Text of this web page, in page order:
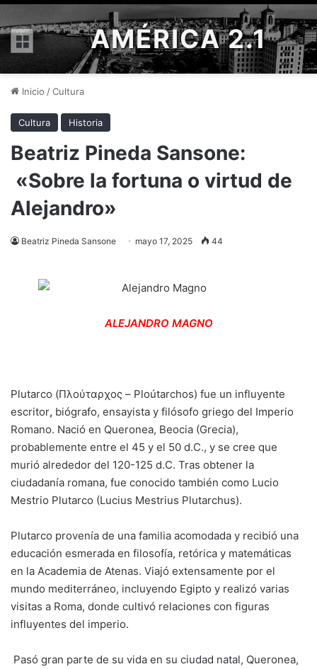
Menú AMÉRICA 2.1
Inicio /Cultura
Cultura Historia
Beatriz Pineda Sansone:
«Sobre la fortuna o virtud de
Alejandro»
Beatriz Pineda Sansone mayo 17, 2025 44
ALEJANDRO MAGNO
Plutarco (Πλούταρχος – Ploútarchos) fue un influyente
escritor, biógrafo, ensayista y filósofo griego del Imperio
Romano. Nació en Queronea, Beocia (Grecia),
probablemente entre el 45 y el 50 d.C., y se cree que
murió alrededor del 120-125 d.C. Tras obtener la
ciudadanía romana, fue conocido también como Lucio
Mestrio Plutarco (Lucius Mestrius Plutarchus).
Plutarco provenía de una familia acomodada y recibió una
educación esmerada en filosofía, retórica y matemáticas
en la Academia de Atenas. Viajó extensamente por el
mundo mediterráneo, incluyendo Egipto y realizó varias
visitas a Roma, donde cultivó relaciones con figuras
influyentes del imperio.
Pasó gran parte de su vida en su ciudad natal, Queronea,